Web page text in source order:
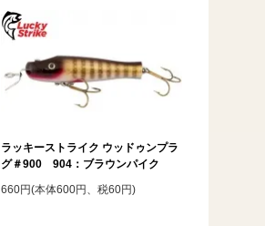
ラッキーストライク ウッドゥンプラ
グ＃900 904：ブラウンパイク
660円(本体600円、税60円)